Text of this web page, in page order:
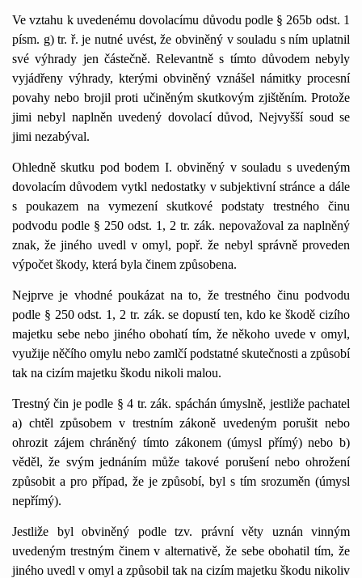
Ve vztahu k uvedenému dovolacímu důvodu podle § 265b odst. 1
písm. g) tr. ř. je nutné uvést, že obviněný v souladu s ním uplatnil
své výhrady jen částečně. Relevantně s tímto důvodem nebyly
vyjádřeny výhrady, kterými obviněný vznášel námitky procesní
povahy nebo brojil proti učiněným skutkovým zjištěním. Protože
jimi nebyl naplněn uvedený dovolací důvod, Nejvyšší soud se
jimi nezabýval.
Ohledně skutku pod bodem I. obviněný v souladu s uvedeným
dovolacím důvodem vytkl nedostatky v subjektivní stránce a dále
s poukazem na vymezení skutkové podstaty trestného činu
podvodu podle § 250 odst. 1, 2 tr. zák. nepovažoval za naplněný
znak, že jiného uvedl v omyl, popř. že nebyl správně proveden
výpočet škody, která byla činem způsobena.
Nejprve je vhodné poukázat na to, že trestného činu podvodu
podle § 250 odst. 1, 2 tr. zák. se dopustí ten, kdo ke škodě cizího
majetku sebe nebo jiného obohatí tím, že někoho uvede v omyl,
využije něčího omylu nebo zamlčí podstatné skutečnosti a způsobí
tak na cizím majetku škodu nikoli malou.
Trestný čin je podle § 4 tr. zák. spáchán úmyslně, jestliže pachatel
a) chtěl způsobem v trestním zákoně uvedeným porušit nebo
ohrozit zájem chráněný tímto zákonem (úmysl přímý) nebo b)
věděl, že svým jednáním může takové porušení nebo ohrožení
způsobit a pro případ, že je způsobí, byl s tím srozuměn (úmysl
nepřímý).
Jestliže byl obviněný podle tzv. právní věty uznán vinným
uvedeným trestným činem v alternativě, že sebe obohatil tím, že
jiného uvedl v omyl a způsobil tak na cizím majetku škodu nikoliv